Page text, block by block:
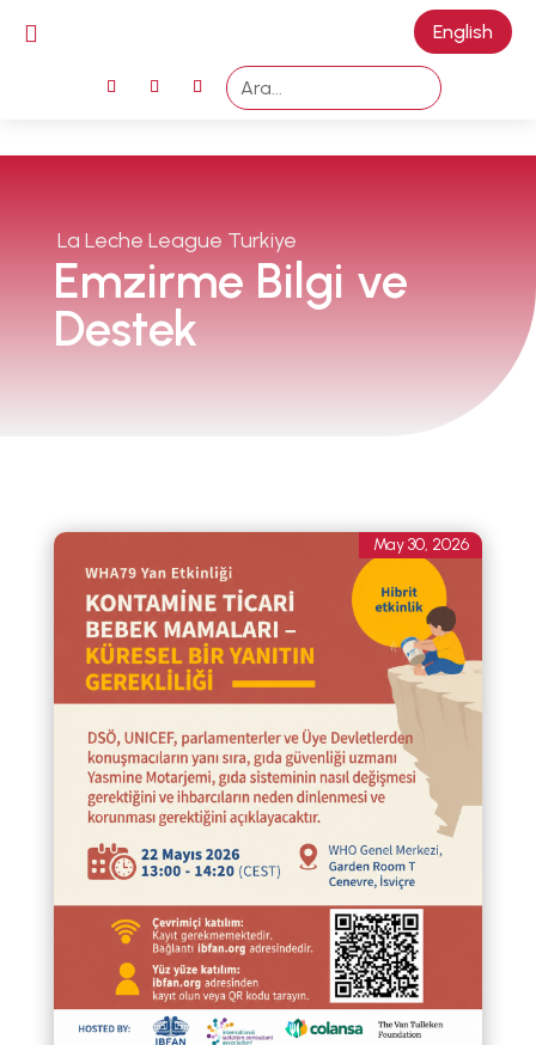
 English
M
La Leche League Turkiye
Emzirme Bilgi ve
Destek
May 30, 2026